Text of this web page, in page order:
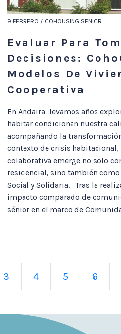
9 FEBRERO / COHOUSING SENIOR
Evaluar Para
Decisiones:
Modelos De
Cooperativa
En Andaira llevamos años
habitar condicionan nuestra
acompañando la
contexto de crisis
colaborativa emerge no solo
residencial, sino también
Social y Solidaria. Tras la
impacto comparado de
sénior en el marco de
3 4 5 6